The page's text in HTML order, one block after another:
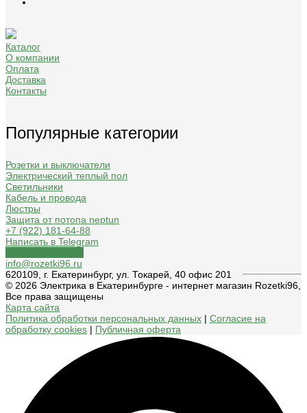
Каталог
О компании
Оплата
Доставка
Контакты
Популярные категории
Розетки и выключатели
Электрический теплый пол
Светильники
Кабель и провода
Люстры
Защита от потопа neptun
+7 (922) 181-64-88
Написать в Telegram
info@rozetki96.ru
620109, г. Екатеринбург, ул. Токарей, 40 офис 201
© 2026 Электрика в Екатеринбурге - интернет магазин Rozetki96,
Все права защищены
Карта сайта
Политика обработки персональных данных | Согласие на
обработку cookies | Публичная оферта